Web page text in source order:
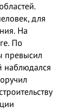
для
На
По
превысил
наблюдался